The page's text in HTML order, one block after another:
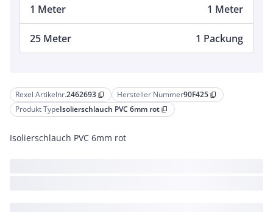
Rexel Artikelnr.2462693 content_copy Hersteller Nummer90F425 content_copy
Produkt TypeIsolierschlauch PVC 6mm rot content_copy
Isolierschlauch PVC 6mm rot
1 Meter 1 Meter
25 Meter 1 Packung